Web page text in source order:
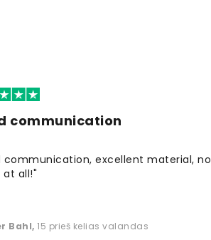
communication
communication, excellent material, no
at all!"
Bahl, 15 prieš kelias valandas